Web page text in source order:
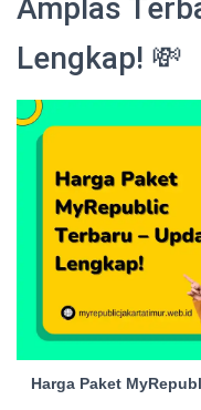
Amplas
Lengkap! 💸
Harga Paket